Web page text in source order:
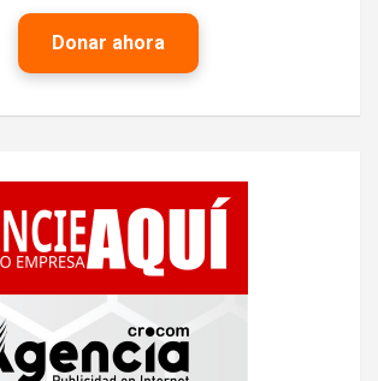
Donar ahora